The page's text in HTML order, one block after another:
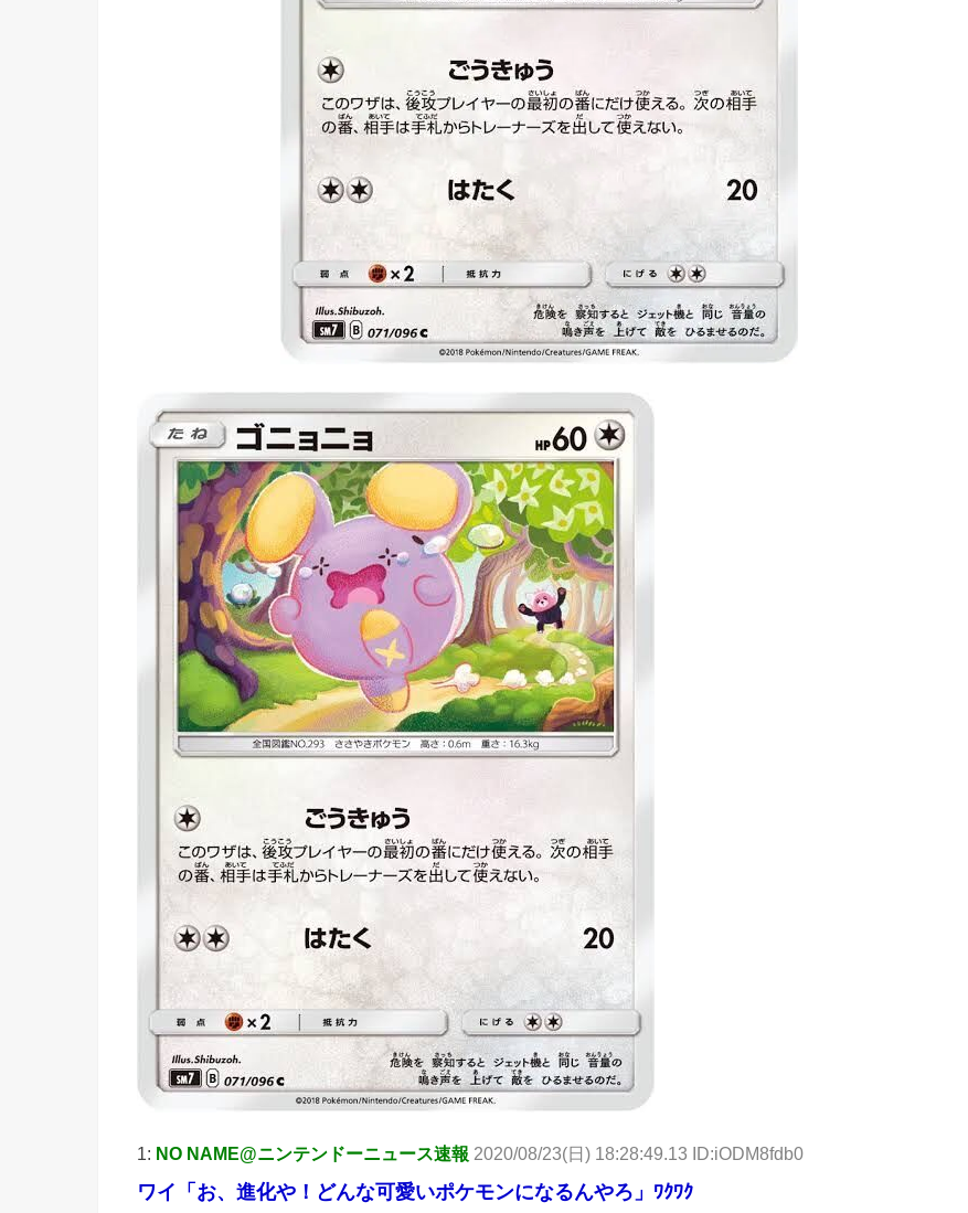
1: NO NAME@ニンテンドーニュース速報 2020/08/23(日) 18:28:49.13 ID:iODM8fdb0
ワイ「お、進化や！どんな可愛いポケモンになるんやろ」ﾜｸﾜｸ